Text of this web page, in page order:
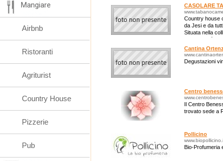
CASOLARE
Country house
da Jesi e da
Situata nella
ristoranti più
Cantina
Degustazioni
Centro
Il Centro
trovato sede a
Pollicino
Bio-Profumeria
Mangiare
Airbnb
Ristoranti
Agriturist
Country House
Pizzerie
Pub